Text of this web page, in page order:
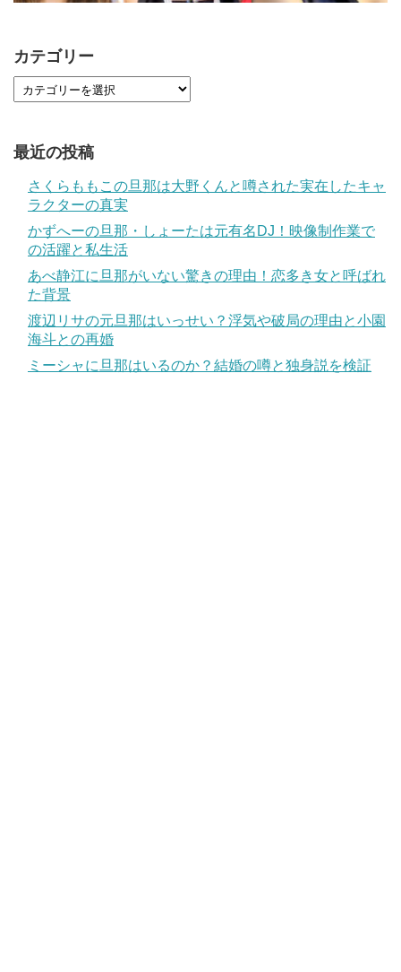
カテゴリー
最近の投稿
さくらももこの旦那は大野くんと噂された実在したキャ
ラクターの真実
かずへーの旦那・しょーたは元有名DJ！映像制作業で
の活躍と私生活
あべ静江に旦那がいない驚きの理由！恋多き女と呼ばれ
た背景
渡辺リサの元旦那はいっせい？浮気や破局の理由と小園
海斗との再婚
ミーシャに旦那はいるのか？結婚の噂と独身説を検証